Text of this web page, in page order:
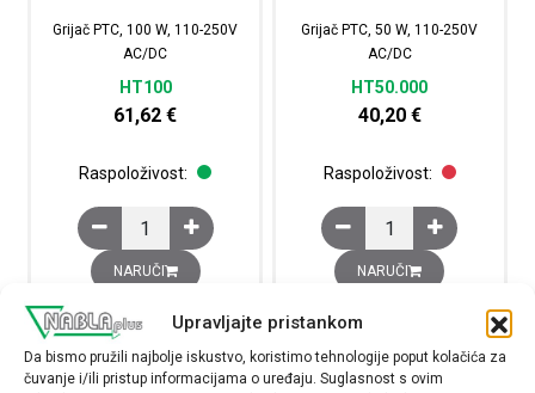
Upravljajte pristankom
Da bismo pružili najbolje iskustvo, koristimo tehnologije poput kolačića za
čuvanje i/ili pristup informacijama o uređaju. Suglasnost s ovim
Grijač PTC, 100 W, 110-250V
AC/DC
HT100
61,62€
Raspoloživost:
Grijač PTC, 100 W, 110-250V AC/DC količina
NARUČI
Grijač PTC, 50 W, 110-250V
AC/DC
HT50.000
40,20 €
Raspoloživost:
Grijač PTC, 50 W,
NARUČI